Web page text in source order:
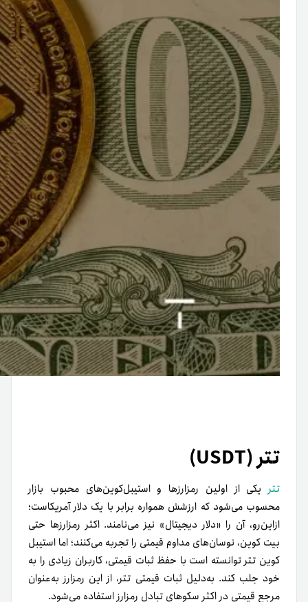
تتر (USDT)
تتریکی از اولین رمزارزها و استیبل‌کوین‌‌های محبوب بازار
محسوب می‌شود که ارزشش همواره برابر با یک دلار آمریکاست؛
ازاین‌رو، آن‌ را «دلار دیجیتال» نیز می‌نامند. اکثر رمزارزها حتی
بیت کوین، نوسان‌های مداوم قیمتی را تجربه می‌کنند؛ اما استیبل
کوین تتر توانسته است با حفظ ثبات قیمتی، کاربران زیادی را به
خود جلب کند. به‌دلیل ثبات قیمتی تتر، از این رمزارز به‌‌عنوان
مرجع قیمتی در اکثر سکوهای تبادل رمزارز استفاده می‌شود.